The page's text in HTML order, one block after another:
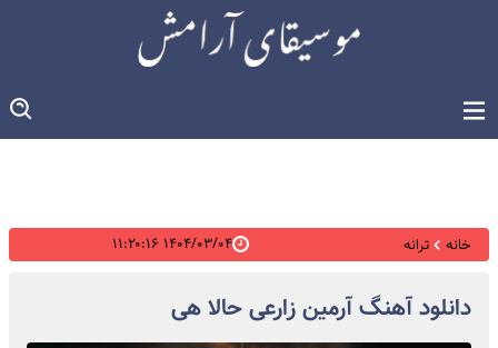
خانه ترانه ۱۴۰۴/۰۳/۰۴ ۱۱:۲۰:۱۶
دانلود آهنگ آرمین زارعی حالا هی